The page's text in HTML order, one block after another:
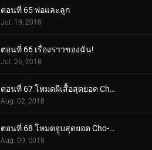
ตอนที่ 65 พ่อและลูก
Jul. 19, 2018
ตอนที่ 66 เรื่องราวของฉัน!
Jul. 26, 2018
ตอนที่ 67 โหมดผีเสื้อสุดยอด Cho-Cho!
Aug. 02, 2018
ตอนที่ 68 โหมดจูบสุดยอด Cho-Cho!
Aug. 09, 2018